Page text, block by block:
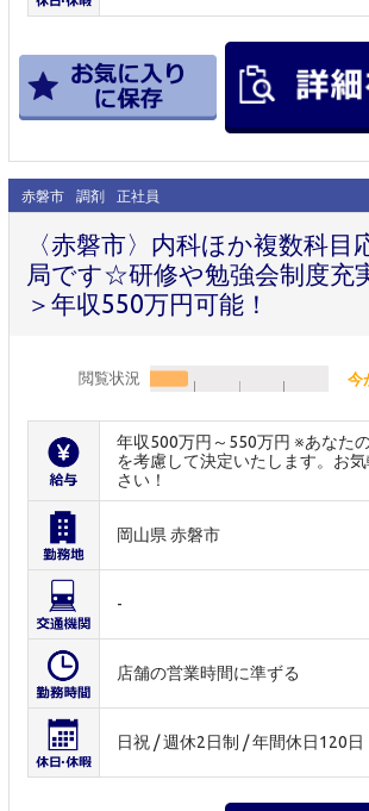
赤磐市 調剤 正社員
〈赤磐市〉内科ほか複数科目
局です☆研修や勉強会制度充
＞年収550万円可能！
閲覧状況 今
年収500万円～550万円 ※あなた
を考慮して決定いたします。お
さい！
岡山県 赤磐市
-
店舗の営業時間に準ずる
日祝 / 週休2日制 / 年間休日120日